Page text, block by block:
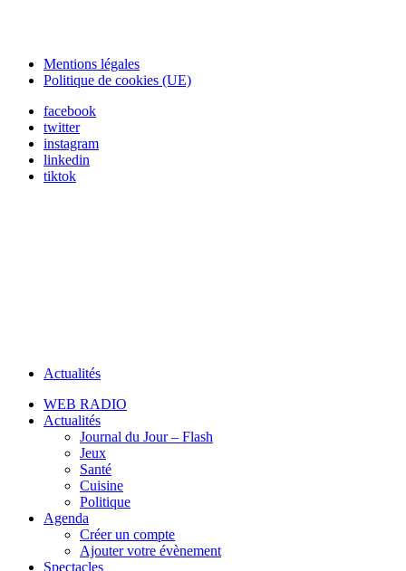
Mentions légales
Politique de cookies (UE)
facebook
twitter
instagram
linkedin
tiktok
Actualités
WEB RADIO
Actualités
Journal du Jour – Flash
Jeux
Santé
Cuisine
Politique
Agenda
Créer un compte
Ajouter votre évènement
Spectacles